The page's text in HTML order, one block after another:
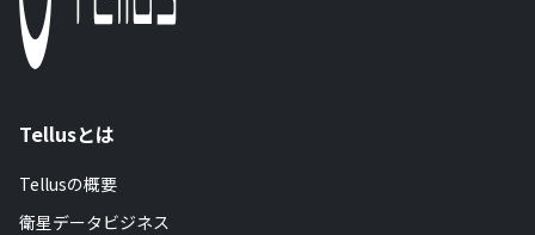
Tellusとは
Tellusの概要
衛星データビジネス